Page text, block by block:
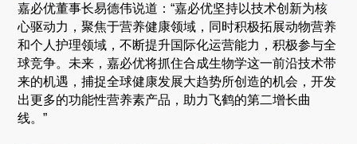
嘉必优董事长易德伟说道：“嘉必优坚持以技术创新为核
心驱动力，聚焦于营养健康领域，同时积极拓展动物营养
和个人护理领域，不断提升国际化运营能力，积极参与全
球竞争。未来，嘉必优将抓住合成生物学这一前沿技术带
来的机遇，捕捉全球健康发展大趋势所创造的机会，开发
出更多的功能性营养素产品，助力飞鹤的第二增长曲
线。”